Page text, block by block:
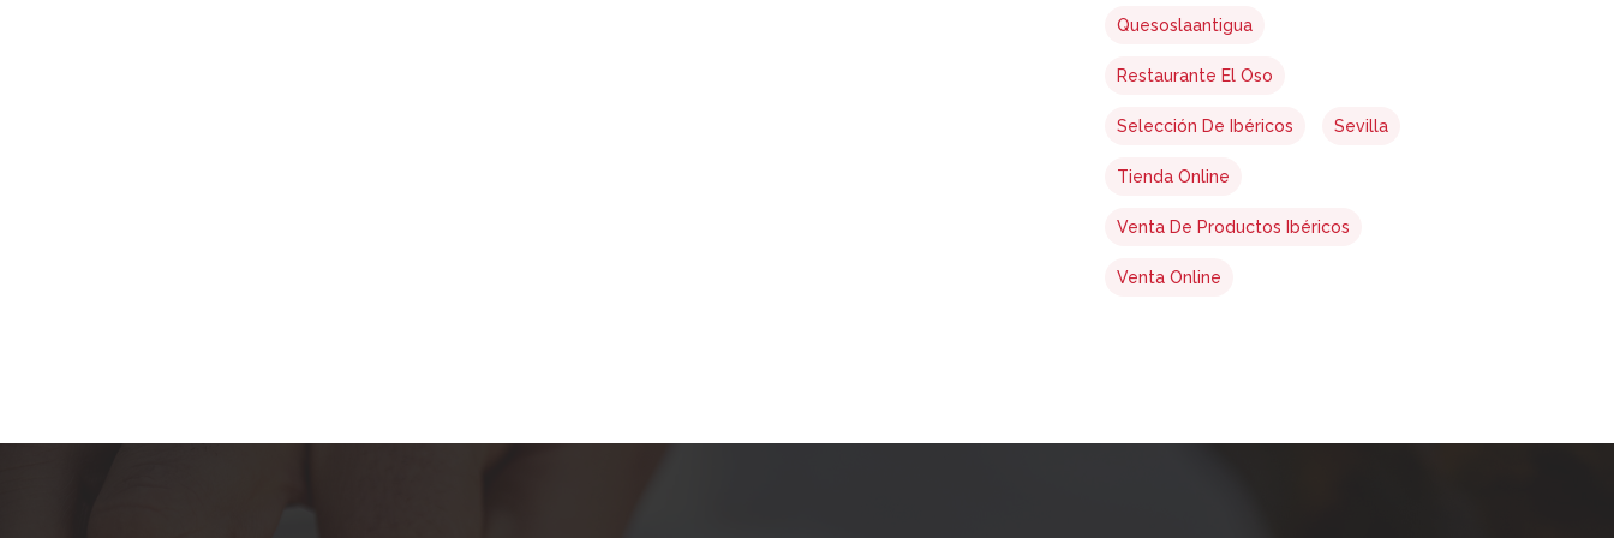
Quesoslaantigua
Restaurante El Oso
Selección De Ibéricos Sevilla
Tienda Online
Venta De Productos Ibéricos
Venta Online